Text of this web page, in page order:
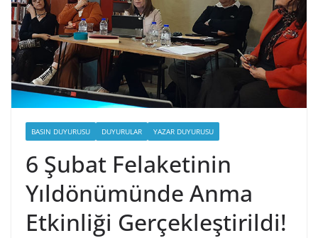
BASIN DUYURUSU DUYURULAR YAZAR DUYURUSU
6 Şubat Felaketinin
Yıldönümünde Anma
Etkinliği Gerçekleştirildi!